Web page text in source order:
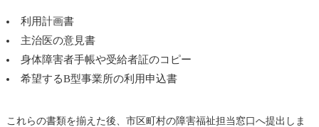
利用計画書
主治医の意見書
身体障害者手帳や受給者証のコピー
希望するB型事業所の利用申込書
これらの書類を揃えた後、市区町村の障害福祉担当窓口へ提出しま